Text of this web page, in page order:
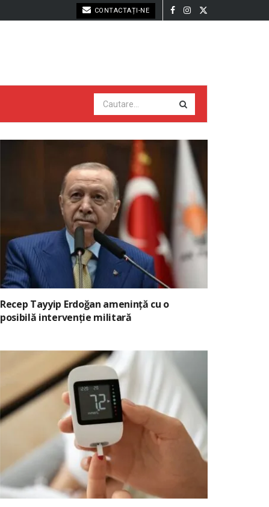
CONTACTAȚI-NE
Recep Tayyip Erdoğan amenință cu o
posibilă intervenție militară